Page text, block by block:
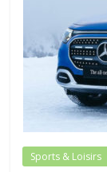
Sports & Loisirs